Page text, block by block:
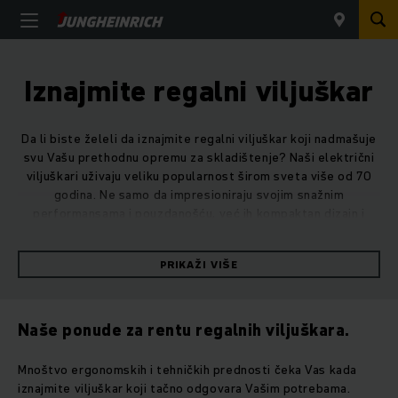
Iznajmite regalni viljuškar
Da li biste želeli da iznajmite regalni viljuškar koji nadmašuje
svu Vašu prethodnu opremu za skladištenje? Naši električni
viljuškari uživaju veliku popularnost širom sveta više od 70
godina. Ne samo da impresioniraju svojim snažnim
pomagačima u skladištu.
U našoj Jungheinrich floti za iznajmljivanje imamo najrazličitije
iznajmiti pravi viljuškar za svaki transportni put. Bilo da se
PRIKAŽI VIŠE
Naše ponude za rentu regalnih viljuškara.
Mnoštvo ergonomskih i tehničkih prednosti čeka Vas kada
iznajmite viljuškar koji tačno odgovara Vašim potrebama.